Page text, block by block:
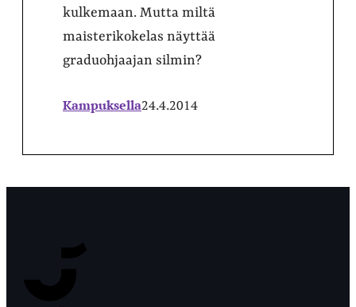
kulkemaan. Mutta miltä
maisterikokelas näyttää
graduohjaajan silmin?
Kampuksella24.4.2014